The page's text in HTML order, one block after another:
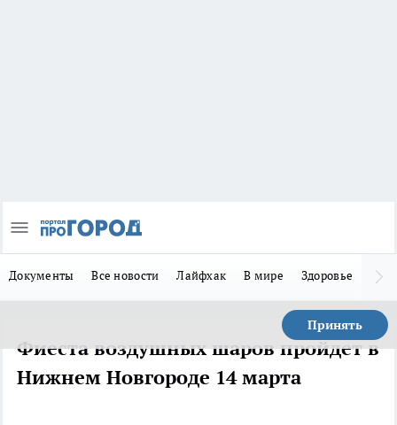
Документы Все новости Лайфхак В мире Здоровье
Принять
Фиеста воздушных шаров пройдет в
Нижнем Новгороде 14 марта